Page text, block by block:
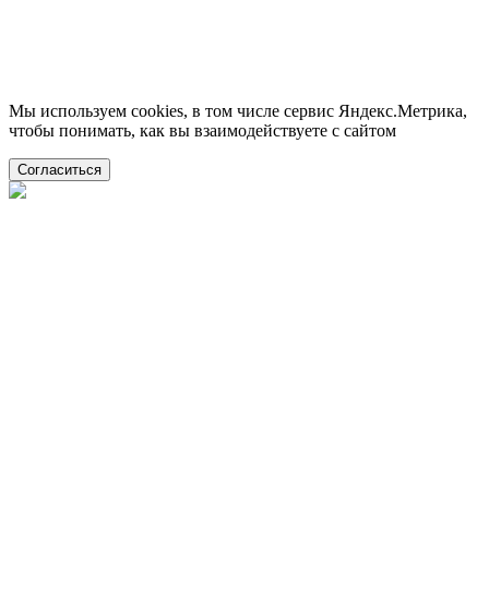
Мы используем cookies, в том числе сервис Яндекс.Метрика,
чтобы понимать, как вы взаимодействуете с сайтом
Согласиться